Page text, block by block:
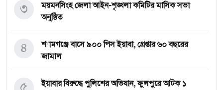
ময়মনসিংহ জেলা আইন-শৃঙ্খলা কমিটির মাসিক সভা
অনুষ্ঠিত
৩
শ্যামগঞ্জে বাসে ৯০০ পিস ইয়াবা, গ্রেপ্তার ৬০ বছরের
জামাল
৪
ইয়াবার বিরুদ্ধে পুলিশের অভিযান, ফুলপুরে আটক ১
৫